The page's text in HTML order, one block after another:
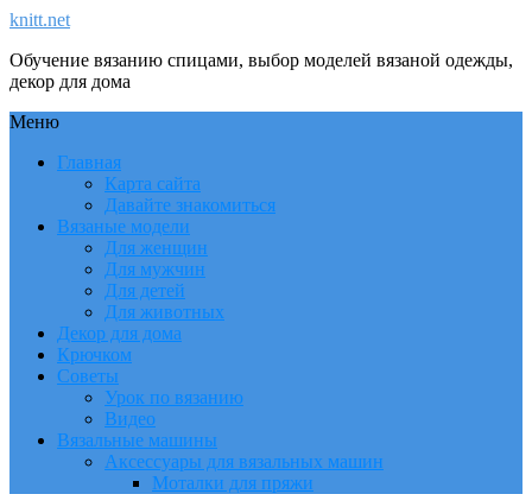
knitt.net
Обучение вязанию спицами, выбор моделей вязаной одежды,
декор для дома
Меню
Главная
Карта сайта
Давайте знакомиться
Вязаные модели
Для женщин
Для мужчин
Для детей
Для животных
Декор для дома
Крючком
Советы
Урок по вязанию
Видео
Вязальные машины
Аксессуары для вязальных машин
Моталки для пряжи